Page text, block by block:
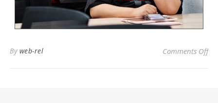
By web-rel Comments Off